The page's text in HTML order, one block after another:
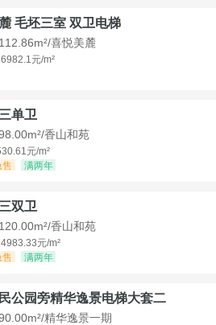
毛坯三室 双卫电梯
喜悦美麓
6982.1元/m²
单卫
香山和苑
元/m²
售 满两年
双卫
香山和苑
4983.33元/m²
售 满两年
公园旁精华逸景电梯大套二
精华逸景一期